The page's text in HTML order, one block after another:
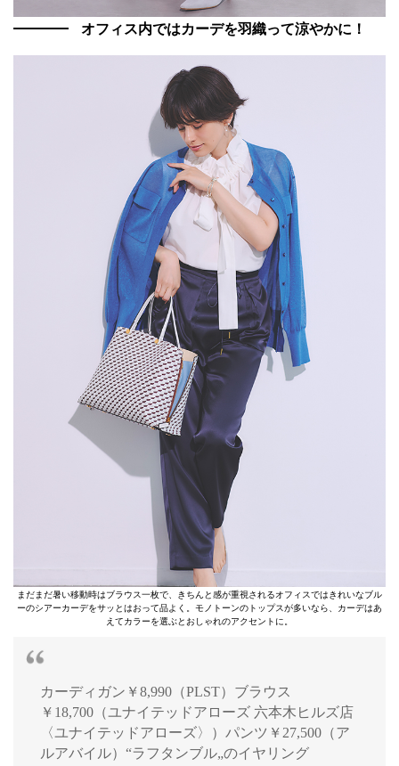
オフィス内ではカーデを羽織って涼やかに！
まだまだ暑い移動時はブラウス一枚で、きちんと感が重視されるオフィスではきれいなブル
ーのシアーカーデをサッとはおって品よく。モノトーンのトップスが多いなら、カーデはあ
えてカラーを選ぶとおしゃれのアクセントに。
カーディガン￥8,990（PLST）ブラウス
￥18,700（ユナイテッドアローズ 六本木ヒルズ店
〈ユナイテッドアローズ〉）パンツ￥27,500（ア
ルアバイル）“ラフタンブル„のイヤリング